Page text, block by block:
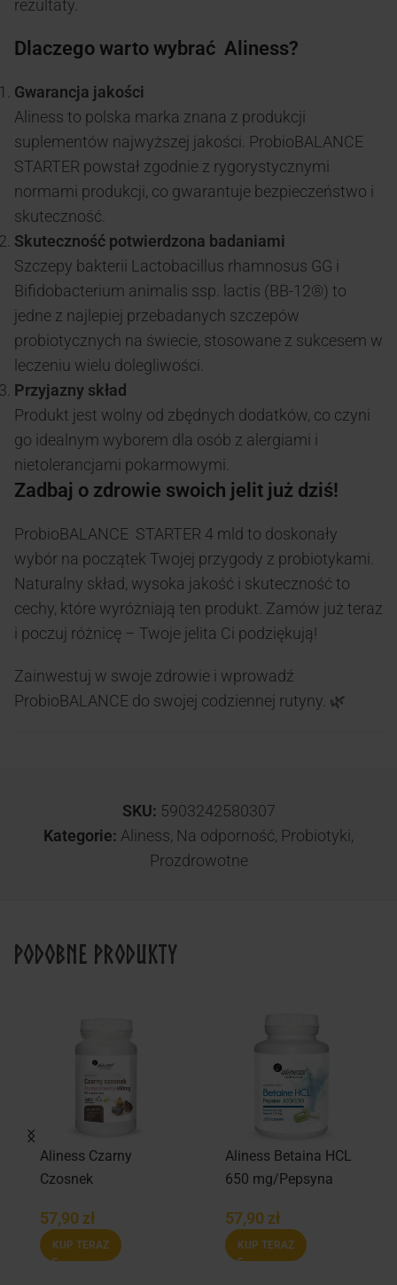
rezultaty.
Dlaczego warto wybrać Aliness?
Gwarancja jakości
Aliness to polska marka znana z produkcji
suplementów najwyższej jakości. ProbioBALANCE
STARTER powstał zgodnie z rygorystycznymi
normami produkcji, co gwarantuje bezpieczeństwo i
skuteczność.
Skuteczność potwierdzona badaniami
Szczepy bakterii Lactobacillus rhamnosus GG i
Bifidobacterium animalis ssp. lactis (BB-12®) to
jedne z najlepiej przebadanych szczepów
probiotycznych na świecie, stosowane z sukcesem w
leczeniu wielu dolegliwości.
Przyjazny skład
Produkt jest wolny od zbędnych dodatków, co czyni
go idealnym wyborem dla osób z alergiami i
nietolerancjami pokarmowymi.
Zadbaj o zdrowie swoich jelit już dziś!
ProbioBALANCE STARTER 4 mld to doskonały
wybór na początek Twojej przygody z probiotykami.
Naturalny skład, wysoka jakość i skuteczność to
cechy, które wyróżniają ten produkt. Zamów już teraz
i poczuj różnicę – Twoje jelita Ci podziękują!
Zainwestuj w swoje zdrowie i wprowadź
ProbioBALANCE do swojej codziennej rutyny. 🌿
SKU: 5903242580307
Kategorie: Aliness, Na odporność, Probiotyki,
Prozdrowotne
Podobne produkty
Aliness Czarny
Czosnek
400mg, 100 kaps.
57,90 zł
KUP TERAZ
Aliness Betaina HCL
650 mg/Pepsyna
57,90 zł
KUP TERAZ